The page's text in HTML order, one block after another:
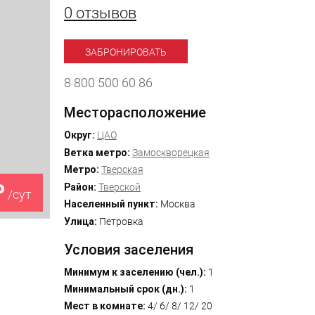
/сут
0 отзывов
ЗАБРОНИРОВАТЬ
8 800 500 60 86
Месторасположение
Округ: ЦАО
Ветка метро: Замоскворецкая
Метро: Тверская
Район: Тверской
Населенный пункт: Москва
Улица: Петровка
Условия заселения
Минимум к заселению (чел.): 1
Минимальный срок (дн.): 1
Мест в комнате: 4/ 6/ 8/ 12/ 20